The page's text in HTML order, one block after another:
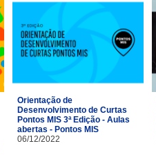
Orientação de
Desenvolvimento de Curtas
Pontos MIS 3ª Edição - Aulas
abertas - Pontos MIS
06/12/2022